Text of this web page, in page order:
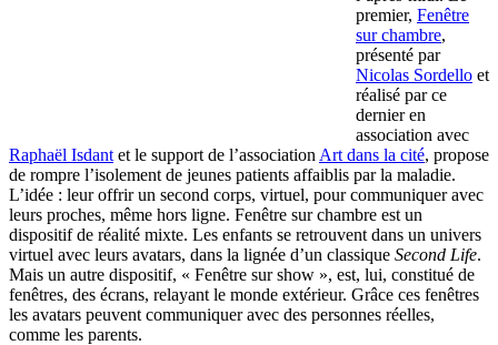
premier, Fenêtre
sur chambre,
présenté par
Nicolas Sordello et
réalisé par ce
dernier en
association avec
Raphaël Isdant et le support de l’association Art dans la cité, propose
de rompre l’isolement de jeunes patients affaiblis par la maladie.
L’idée : leur offrir un second corps, virtuel, pour communiquer avec
leurs proches, même hors ligne. Fenêtre sur chambre est un
dispositif de réalité mixte. Les enfants se retrouvent dans un univers
virtuel avec leurs avatars, dans la lignée d’un classique Second Life.
Mais un autre dispositif, « Fenêtre sur show », est, lui, constitué de
fenêtres, des écrans, relayant le monde extérieur. Grâce ces fenêtres
les avatars peuvent communiquer avec des personnes réelles,
comme les parents.